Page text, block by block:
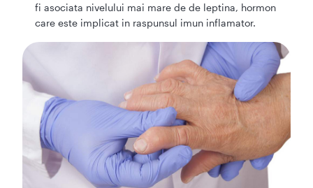
fi asociata nivelului mai mare de de leptina, hormon
care este implicat in raspunsul imun inflamator.